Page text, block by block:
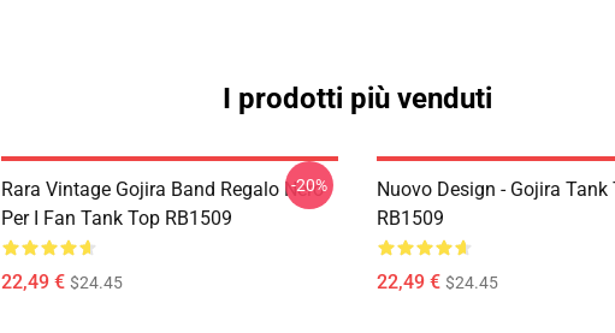
I prodotti più venduti
Rara Vintage Gojira Band Regalo Nero
Per I Fan Tank Top RB1509
22,49 € $24.45
-20%
Nuovo Design - Gojira Tank
RB1509
22,49 € $24.45